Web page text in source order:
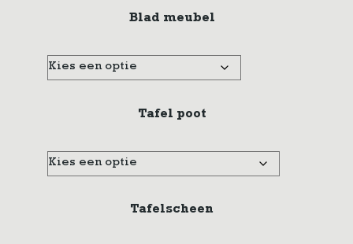
Blad meubel
Tafel poot
Tafelscheen